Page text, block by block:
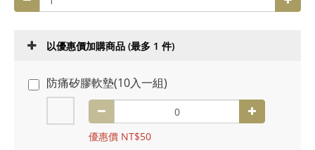
以優惠價加購商品 (最多 1 件)
防痛矽膠軟墊(10入一組)
優惠價 NT$50